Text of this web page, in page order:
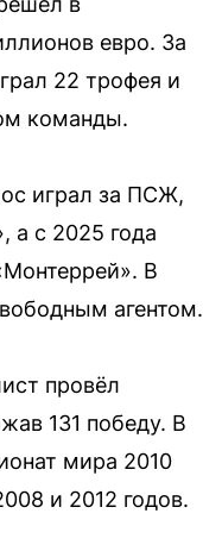
евро. За
22 трофея и
команды.
играл за ПСЖ,
а с 2025 года
В
агентом.
провёл
131 победу. В
мира 2010
и 2012 годов.